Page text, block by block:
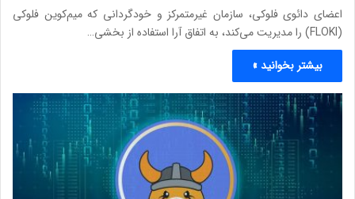
اعضای دائوی فلوکی، سازمان غیرمتمرکز و خودگردانی که میم‌کوین فلوکی
(FLOKI) را مدیریت می‌کند، به اتفاق آرا استفاده از بخشی…
بیشتر بخوانید »